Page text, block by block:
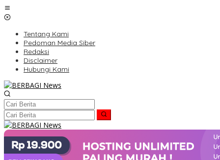
Lewati
ke
Tentang Kami
Pedoman Media Siber
Redaksi
Disclaimer
Hubungi Kami